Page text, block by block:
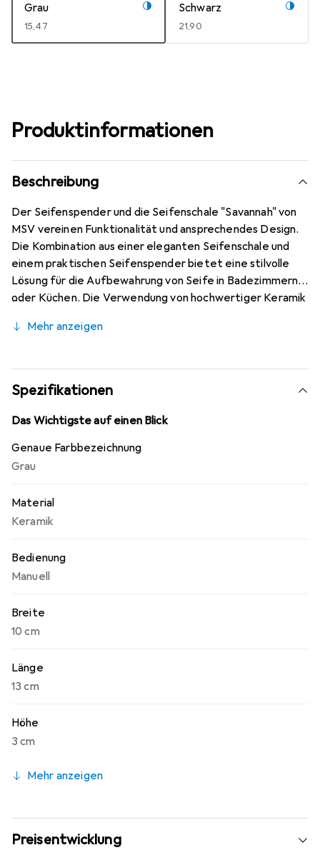
Grau
EUR
15,47
Schwarz
EUR
21,90
Produktinformationen
Beschreibung
Der Seifenspender und die Seifenschale "Savannah" von
MSV vereinen Funktionalität und ansprechendes Design.
Die Kombination aus einer eleganten Seifenschale und
einem praktischen Seifenspender bietet eine stilvolle
Lösung für die Aufbewahrung von Seife in Badezimmern
oder Küchen. Die Verwendung von hochwertiger Keramik
gleichzeitig für Langlebigkeit. Die manuelle Bedienung
versilberte Oberfläche einen Hauch von Eleganz
hinzufügt. Mit kompakten Abmessungen passt dieses Set
in verschiedene Raumkonzepte und trägt zur Ordnung
und Sauberkeit bei.
Mehr anzeigen
Spezifikationen
Das Wichtigste auf einen Blick
Genaue Farbbezeichnung
Grau
Material
Keramik
Bedienung
Manuell
Breite
10 cm
Länge
13 cm
Höhe
3 cm
Mehr anzeigen
Preisentwicklung